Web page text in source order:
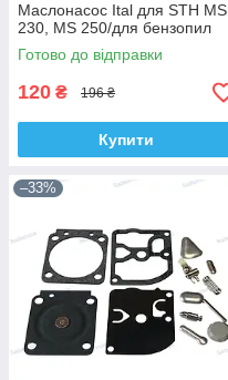
Маслонасос Ital для STH MS
230, MS 250/для бензопил
Готово до відправки
120 ₴ 196 ₴
Купити
–33%